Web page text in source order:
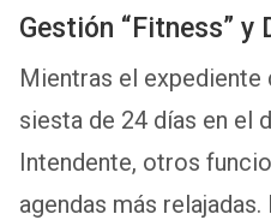
Gestión “Fitness” y
Mientras el expediente
siesta de 24 días en el
Intendente, otros
agendas más